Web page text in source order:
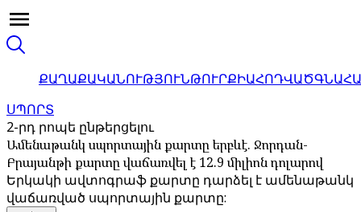
ՔԱՂԱՔԱԿԱՆՈՒԹՅՈՒՆԹՈՒՐՔԻԱՀՈԴՎԱԾ
ՍՊՈՐՏ
2-րդ րոպե ընթերցելու
Ամենաթանկ սպորտային քարտը երբևէ. Ջորդան-
Բրայանթի քարտը վաճառվել է 12.9 միլիոն դոլարով
Երկակի ավտոգրաֆ քարտը դարձել է ամենաթանկ
վաճառված սպորտային քարտը: